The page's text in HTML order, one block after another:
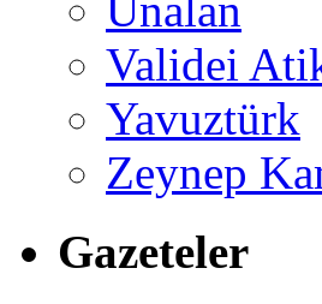
Validei
Yavuztürk
Zeynep
Gazeteler